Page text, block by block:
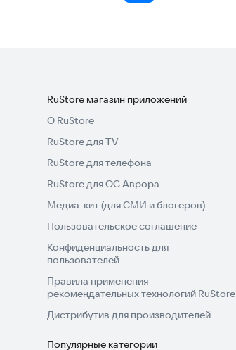
RuStore магазин приложений
О RuStore
RuStore для TV
RuStore для телефона
RuStore для ОС Аврора
Медиа-кит (для СМИ и блогеров)
Пользовательское соглашение
Конфиденциальность для
пользователей
Правила применения
рекомендательных технологий RuStore
Дистрибутив для производителей
Популярные категории